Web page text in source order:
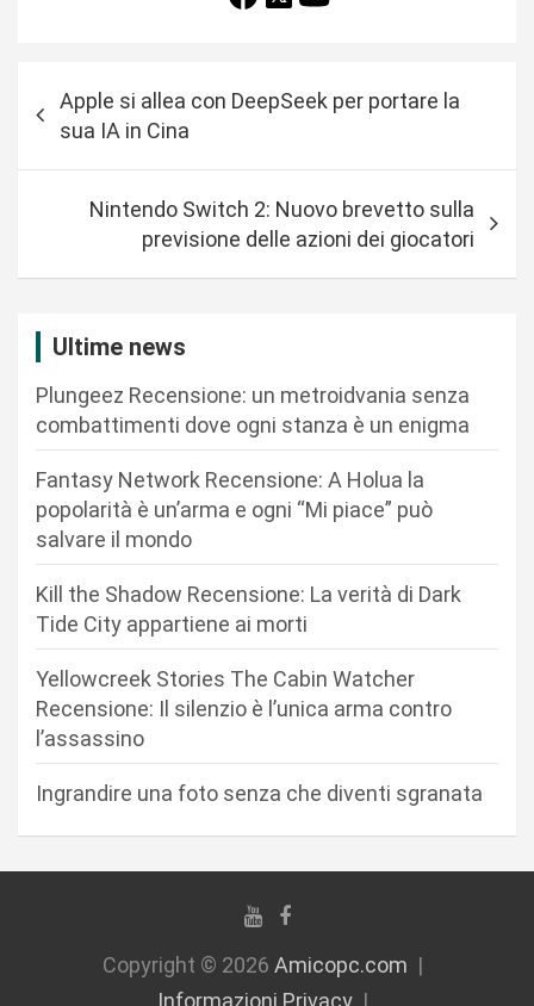
a
Apple si allea con DeepSeek per portare la
sua IA in Cina
Nintendo Switch 2: Nuovo brevetto sulla
previsione delle azioni dei giocatori
Ultime news
Plungeez Recensione: un metroidvania senza
combattimenti dove ogni stanza è un enigma
Fantasy Network Recensione: A Holua la
popolarità è un’arma e ogni “Mi piace” può
salvare il mondo
Kill the Shadow Recensione: La verità di Dark
Tide City appartiene ai morti
Yellowcreek Stories The Cabin Watcher
Recensione: Il silenzio è l’unica arma contro
l’assassino
Ingrandire una foto senza che diventi sgranata
Copyright © 2026 Amicopc.com
Informazioni Privacy